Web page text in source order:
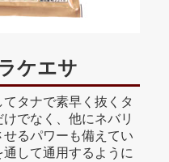
ケエサ
タナで素早く抜くタ
でなく、他にネバリ
るパワーも備えてい
して通用するように